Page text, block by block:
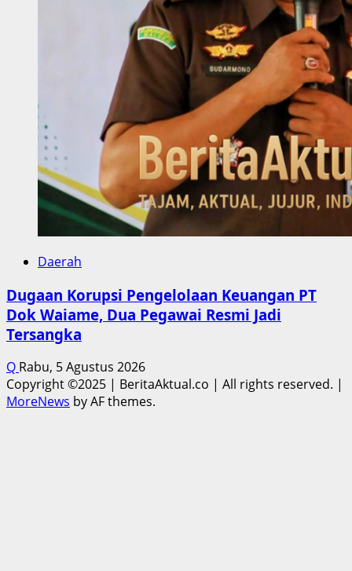
Daerah
Dugaan Korupsi Pengelolaan Keuangan PT
Dok Waiame, Dua Pegawai Resmi Jadi
Tersangka
Q Rabu, 5 Agustus 2026
Copyright ©2025 | BeritaAktual.co | All rights reserved. |
MoreNews by AF themes.